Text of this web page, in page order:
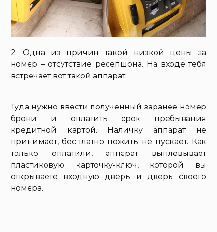
2. Одна из причин такой низкой цены за
номер – отсутствие ресепшона. На входе тебя
встречает вот такой аппарат.
Туда нужно ввести полученный заранее номер
брони и оплатить срок пребывания
кредитной картой. Наличку аппарат не
принимает, бесплатно пожить не пускает. Как
только оплатили, аппарат выплевывает
пластиковую карточку-ключ, которой вы
открываете входную дверь и дверь своего
номера.